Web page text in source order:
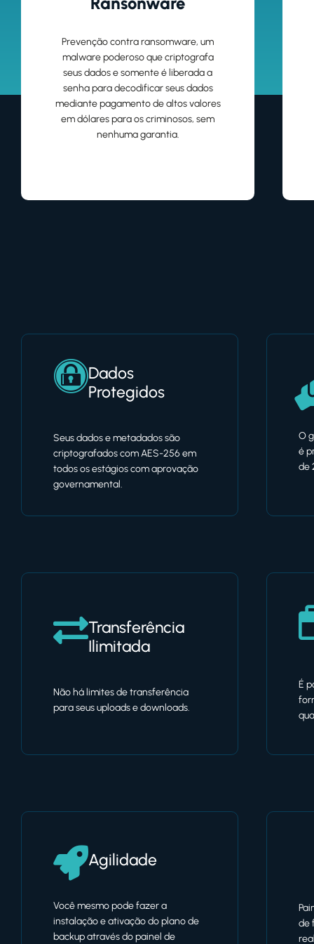
Prevenção contra ransomware, um
malware poderoso que criptografa
seus dados e somente é liberada a
senha para decodificar seus dados
mediante pagamento de altos valores
em dólares para os criminosos, sem
nenhuma garantia.
Dados
Protegidos
Seus dados e metadados são
criptografados com AES-256 em
todos os estágios com aprovação
governamental.
O
é
de
Transferência
Ilimitada
Não há limites de transferência
para seus uploads e downloads.
É
Agilidade
Você mesmo pode fazer a
instalação e ativação do plano de
backup através do painel de
de